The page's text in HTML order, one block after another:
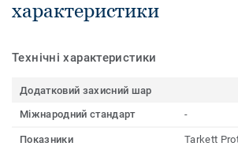
характеристики
Технічні характеристики
Додатковий захисний шар
Міжнародний стандарт
-
Показники Tarkett